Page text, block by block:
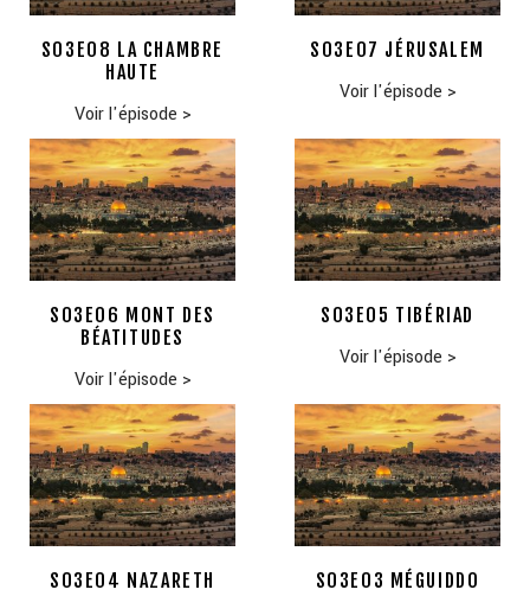
S03E08 LA CHAMBRE
HAUTE
Voir l'épisode >
S03E07 JÉRUSALEM
Voir l'épisode >
S03E06 MONT DES
BÉATITUDES
Voir l'épisode >
S03E05 TIBÉRIAD
Voir l'épisode >
S03E04 NAZARETH S03E03 MÉGUIDDO